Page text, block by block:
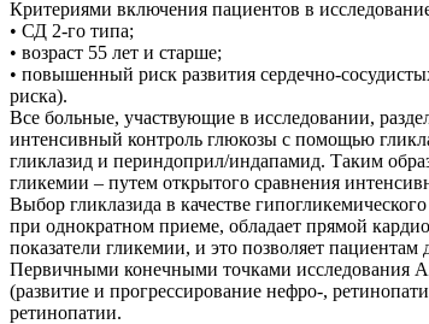
Критериями включения пациентов в
• СД 2-го типа;
• возраст 55 лет и старше;
• повышенный риск развития сердечно-
риска).
Все больные, участвующие в исследовании,
интенсивный контроль глюкозы с помощью
гликлазид и периндоприл/индапамид. Таким
гликемии – путем открытого сравнения
Выбор гликлазида в качестве
при однократном приеме, обладает прямой
показатели гликемии, и это позволяет
Первичными конечными точками исследования
(развитие и прогрессирование нефро-,
ретинопатии.